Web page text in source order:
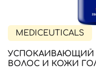
MEDICEUTICALS
УСПОКАИВАЮЩИЙ
ВОЛОС И КОЖИ